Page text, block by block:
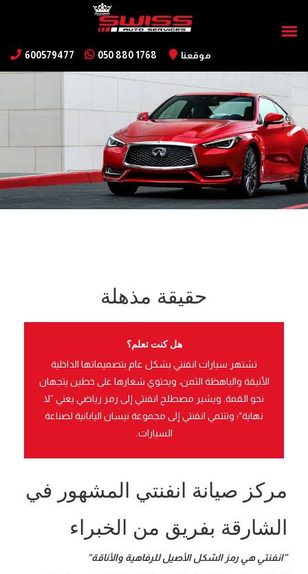
600579477 050 880 1768 موقعنا
حقيقة مذهلة
هل كنت تعلم؟
تشتهر سيارات انفنتي بشكل عام بتصميماتها الداخلية
الأنيقة والباهظة الثمن، ويحتوي شعارها على خطين يتجهان
نحو القمة. ويشير مصطلح انفنتي إلى رمز رياضي يعني ”لا
نهاية“؛ وتنتمي انفنتي إلى مجموعة نيسان اليابانية لصناعة
السيارات.
مركز صيانة انفنتي المشهور في
الشارقة بفريق من الخبراء
”انفنتيهي رمز الشكل الأصيل للرفاهية والأناقة”